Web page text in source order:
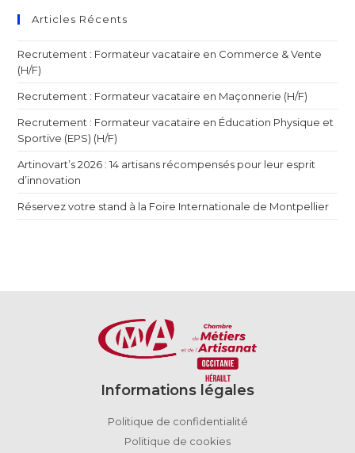
Articles Récents
Recrutement : Formateur vacataire en Commerce & Vente
(H/F)
Recrutement : Formateur vacataire en Maçonnerie (H/F)
Recrutement : Formateur vacataire en Éducation Physique et
Sportive (EPS) (H/F)
Artinovart’s 2026 : 14 artisans récompensés pour leur esprit
d’innovation
Réservez votre stand à la Foire Internationale de Montpellier
Informations légales
Politique de confidentialité
Politique de cookies